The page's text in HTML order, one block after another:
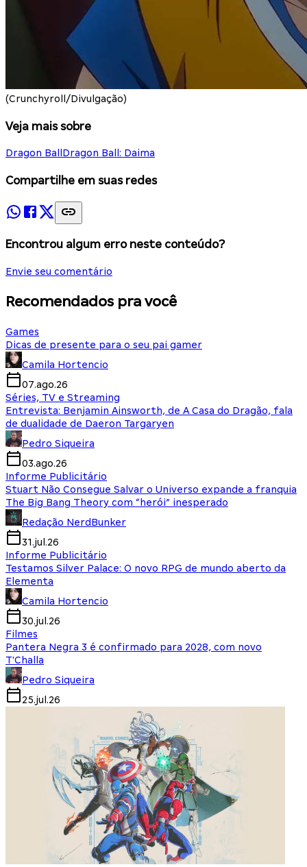
(Crunchyroll/Divulgação)
Veja mais sobre
Dragon Ball Dragon Ball: Daima
Compartilhe em suas redes
Encontrou algum erro neste conteúdo?
Envie seu comentário
Recomendados pra você
Games
Dicas de presente para o seu pai gamer
Camila Hortencio
07.ago.26
Séries, TV e Streaming
Entrevista: Benjamin Ainsworth, de A Casa do Dragão, fala
de dualidade de Daeron Targaryen
Pedro Siqueira
03.ago.26
Informe Publicitário
Stuart Não Consegue Salvar o Universo expande a franquia
The Big Bang Theory com “herói” inesperado
Redação NerdBunker
31.jul.26
Informe Publicitário
Testamos Silver Palace: O novo RPG de mundo aberto da
Elementa
Camila Hortencio
30.jul.26
Filmes
Pantera Negra 3 é confirmado para 2028, com novo
T'Challa
Pedro Siqueira
25.jul.26